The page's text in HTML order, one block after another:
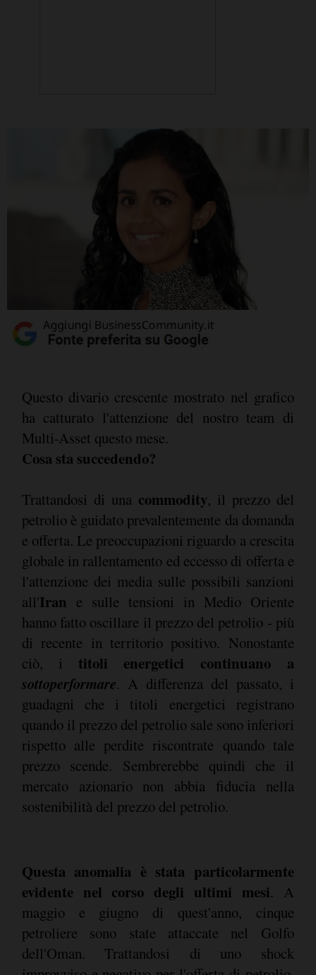
Questo divario crescente mostrato nel grafico
ha catturato l'attenzione del nostro team di
Multi-Asset questo mese.
Cosa sta succedendo?
Trattandosi di una commodity, il prezzo del
petrolio è guidato prevalentemente da domanda
e offerta. Le preoccupazioni riguardo a crescita
globale in rallentamento ed eccesso di offerta e
l'attenzione dei media sulle possibili sanzioni
all'Iran e sulle tensioni in Medio Oriente
hanno fatto oscillare il prezzo del petrolio - più
di recente in territorio positivo. Nonostante
ciò, i titoli energetici continuano a
sottoperformare. A differenza del passato, i
guadagni che i titoli energetici registrano
quando il prezzo del petrolio sale sono inferiori
rispetto alle perdite riscontrate quando tale
prezzo scende. Sembrerebbe quindi che il
mercato azionario non abbia fiducia nella
sostenibilità del prezzo del petrolio.
Questa anomalia è stata particolarmente
evidente nel corso degli ultimi mesi. A
maggio e giugno di quest'anno, cinque
petroliere sono state attaccate nel Golfo
dell'Oman. Trattandosi di uno shock